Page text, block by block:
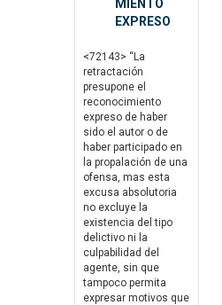
MIENTO
EXPRESO
<72143> “La
retractación
presupone el
reconocimiento
expreso de haber
sido el autor o de
haber participado en
la propalación de una
ofensa, mas esta
excusa absolutoria
no excluye la
existencia del tipo
delictivo ni la
culpabilidad del
agente, sin que
tampoco permita
expresar motivos que